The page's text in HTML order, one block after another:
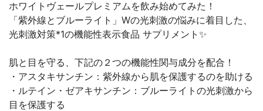
ホワイトヴェールプレミアムを飲み始めてみた！
「紫外線とブルーライト」Wの光刺激の悩みに着目した、
光刺激対策*1の機能性表示食品 サプリメント✨
肌と目を守る、下記の２つの機能性関与成分を配合！
・アスタキサンチン：紫外線から肌を保護するのを助ける
・ルテイン・ゼアキサンチン：ブルーライトの光刺激から
目を保護する